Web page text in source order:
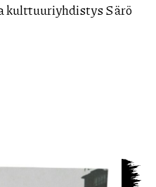
kulttuuriyhdistys Särö